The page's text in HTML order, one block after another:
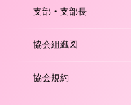
支部・支部長
協会組織図
協会規約